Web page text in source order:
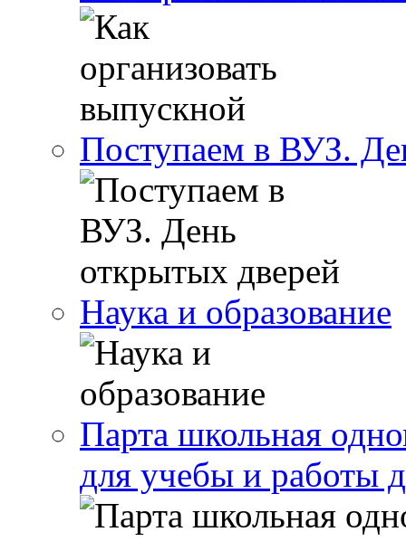
Поступаем в ВУЗ.
Наука и образование
Парта школьная
для учебы и работы